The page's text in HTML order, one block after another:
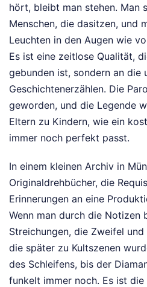
hört, bleibt man stehen. Man
Menschen, die dasitzen, und
Leuchten in den Augen wie
Es ist eine zeitlose Qualität,
gebunden ist, sondern an die
Geschichtenerzählen. Die
geworden, und die Legende
Eltern zu Kindern, wie ein
immer noch perfekt passt.
In einem kleinen Archiv in
Originaldrehbücher, die
Erinnerungen an eine
Wenn man durch die Notizen
Streichungen, die Zweifel
die später zu Kultszenen
des Schleifens, bis der
funkelt immer noch. Es ist